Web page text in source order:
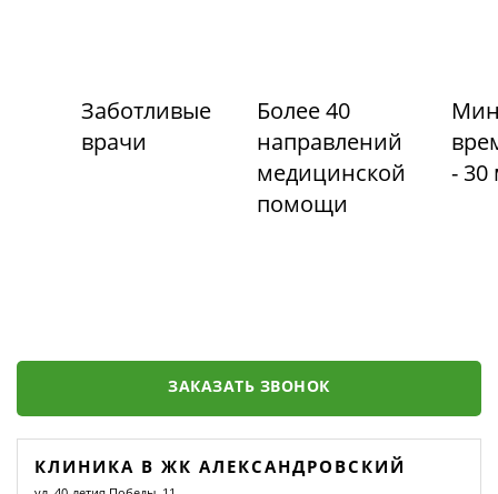
Заботливые
врачи
Более 40
направлений
медицинской
помощи
- 30
ЗАКАЗАТЬ ЗВОНОК
КЛИНИКА В ЖК АЛЕКСАНДРОВСКИЙ